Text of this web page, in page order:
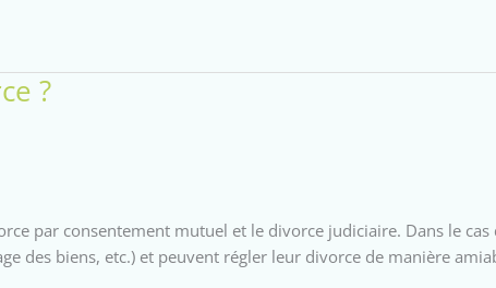
?
par consentement mutuel et le divorce judiciaire. Dans le
des biens, etc.) et peuvent régler leur divorce de manière